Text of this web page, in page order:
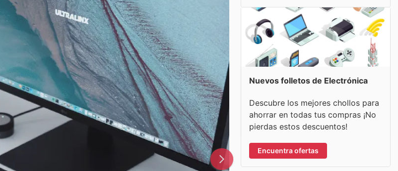
Nuevos folletos de Electrónica
Descubre los mejores chollos para
ahorrar en todas tus compras ¡No
pierdas estos descuentos!
Encuentra ofertas